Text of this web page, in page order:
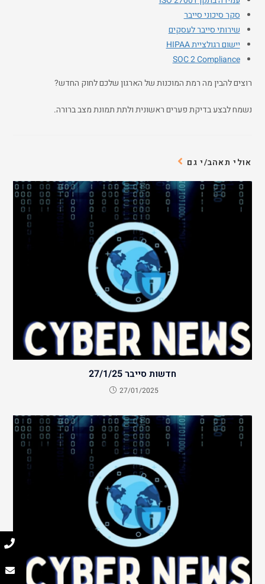
סקר סיכוני סייבר
שירותי סייבר לעסקים
יישום רגולציית HIPAA
SOC 2 Compliance
רוצים להבין מה רמת המוכנות של הארגון שלכם לחוק החדש?
נשמח לבצע בדיקת פערים ראשונית ולתת תמונת מצב ברורה.
אולי תאהב/י גם
חדשות סייבר 27/1/25
27/01/2025